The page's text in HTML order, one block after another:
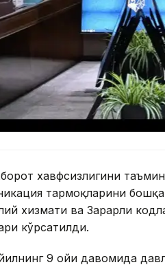
хавфсизлигини
тармоқларини
хизмати ва Зарарли
кўрсатилди.
9 ойи давомида